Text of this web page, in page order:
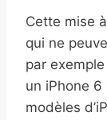
Cette mise
qui ne
par
un iPhone
modèles